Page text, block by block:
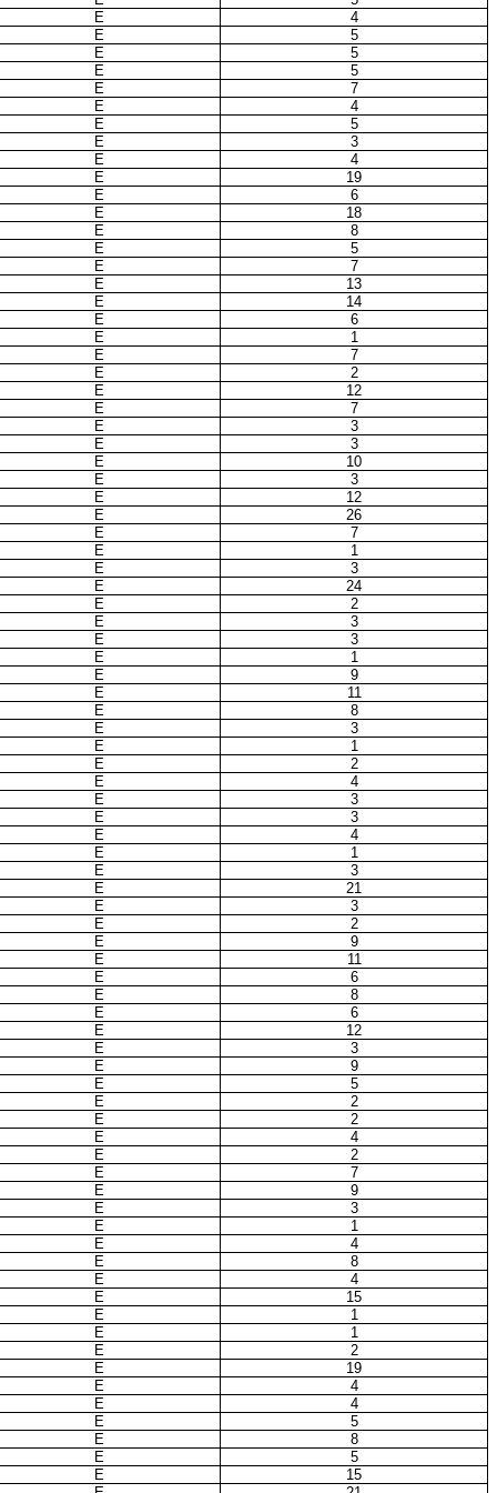
E
4
E
5
E
5
E
5
E
7
E
4
E
5
E
3
E
4
E
19
E
6
E
18
E
8
E
5
E
7
E
13
E
14
E
6
E
1
E
7
E
2
E
12
E
7
E
3
E
3
E
10
E
3
E
12
E
26
E
7
E
1
E
3
E
24
E
2
E
3
E
3
E
1
E
9
E
11
E
8
E
3
E
1
E
2
E
4
E
3
E
3
E
4
E
1
E
3
E
21
E
3
E
2
E
9
E
11
E
6
E
8
E
6
E
12
E
3
E
9
E
5
E
2
E
2
E
4
E
2
E
7
E
9
E
3
E
1
E
4
E
8
E
4
E
15
E
1
E
1
E
2
E
19
E
4
E
4
E
5
E
8
E
5
E
15